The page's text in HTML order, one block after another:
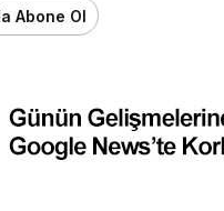
Abone Ol